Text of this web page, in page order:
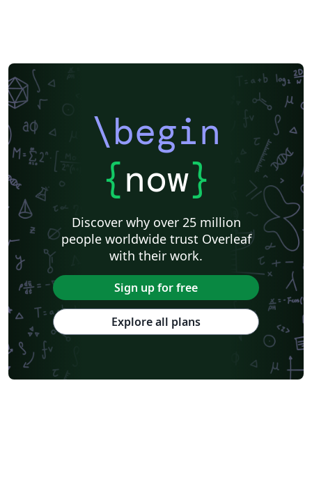
\begin
{now}
Discover why over 25 million
people worldwide trust Overleaf
with their work.
Sign up for free
Explore all plans